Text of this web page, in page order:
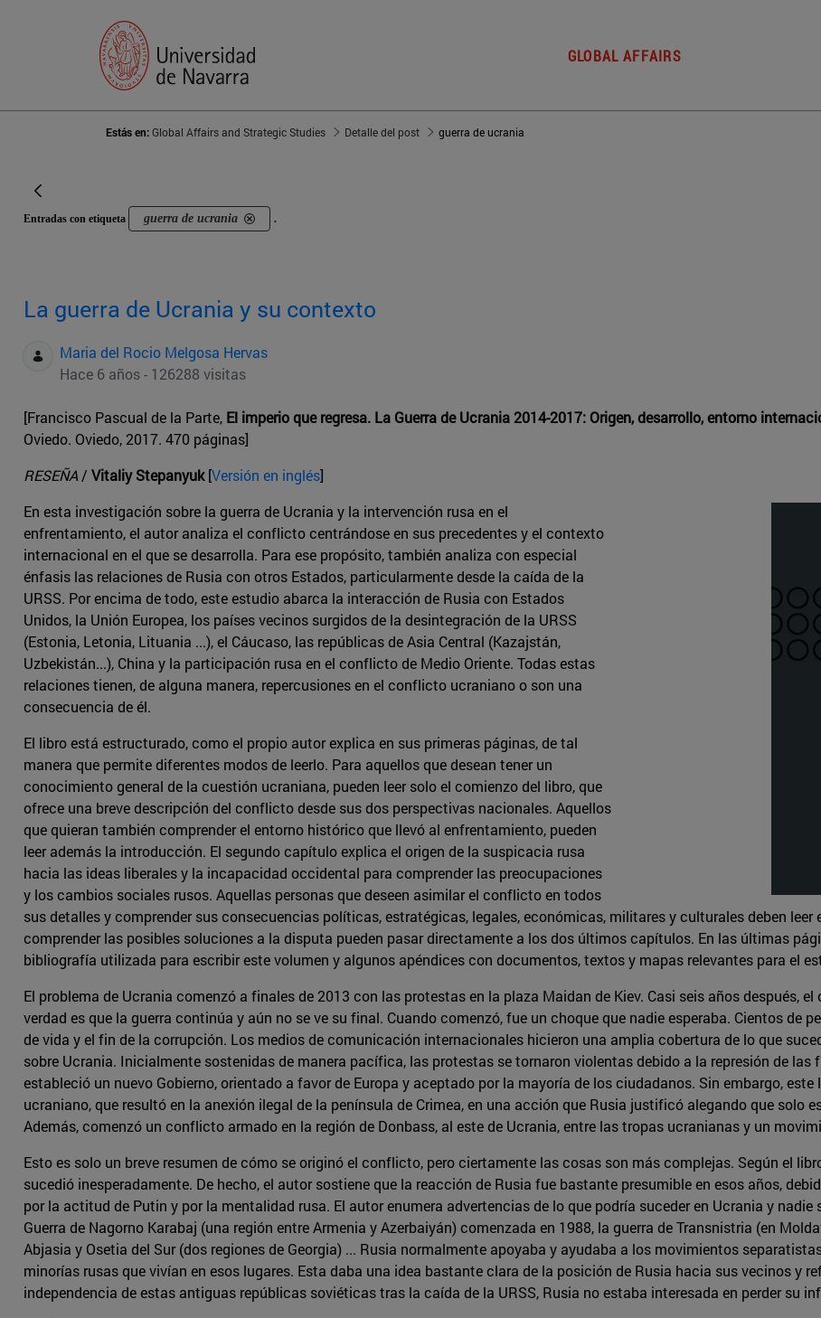
GLOBAL AFFAIRS
Estás en:Global Affairs and Strategic Studies Detalle del post guerra de ucrania
Entradas con etiqueta guerra de ucrania .
La guerra de Ucrania y su contexto
Maria del Rocio Melgosa Hervas
Hace 6 años - 126288 visitas
[Francisco Pascual de la Parte, El imperio que regresa. La Guerra de Ucrania 2014-2017: Origen, desarrollo, entorno
Oviedo. Oviedo, 2017. 470 páginas]
RESEÑA/ Vitaliy Stepanyuk[Versión en inglés]
En esta investigación sobre la guerra de Ucrania y la intervención rusa en el
enfrentamiento, el autor analiza el conflicto centrándose en sus precedentes y el contexto
internacional en el que se desarrolla. Para ese propósito, también analiza con especial
énfasis las relaciones de Rusia con otros Estados, particularmente desde la caída de la
URSS. Por encima de todo, este estudio abarca la interacción de Rusia con Estados
Unidos, la Unión Europea, los países vecinos surgidos de la desintegración de la URSS
(Estonia, Letonia, Lituania ...), el Cáucaso, las repúblicas de Asia Central (Kazajstán,
Uzbekistán...), China y la participación rusa en el conflicto de Medio Oriente. Todas estas
relaciones tienen, de alguna manera, repercusiones en el conflicto ucraniano o son una
consecuencia de él.
El libro está estructurado, como el propio autor explica en sus primeras páginas, de tal
manera que permite diferentes modos de leerlo. Para aquellos que desean tener un
conocimiento general de la cuestión ucraniana, pueden leer solo el comienzo del libro, que
ofrece una breve descripción del conflicto desde sus dos perspectivas nacionales. Aquellos
que quieran también comprender el entorno histórico que llevó al enfrentamiento, pueden
leer además la introducción. El segundo capítulo explica el origen de la suspicacia rusa
hacia las ideas liberales y la incapacidad occidental para comprender las preocupaciones
y los cambios sociales rusos. Aquellas personas que deseen asimilar el conflicto en todos
sus detalles y comprender sus consecuencias políticas, estratégicas, legales, económicas, militares y culturales deben
comprender las posibles soluciones a la disputa pueden pasar directamente a los dos últimos capítulos. En las últimas
bibliografía utilizada para escribir este volumen y algunos apéndices con documentos, textos y mapas relevantes para el
El problema de Ucrania comenzó a finales de 2013 con las protestas en la plaza Maidan de Kiev. Casi seis años después,
verdad es que la guerra continúa y aún no se ve su final. Cuando comenzó, fue un choque que nadie esperaba. Cientos de
de vida y el fin de la corrupción. Los medios de comunicación internacionales hicieron una amplia cobertura de lo que
sobre Ucrania. Inicialmente sostenidas de manera pacífica, las protestas se tornaron violentas debido a la represión de las
estableció un nuevo Gobierno, orientado a favor de Europa y aceptado por la mayoría de los ciudadanos. Sin embargo,
ucraniano, que resultó en la anexión ilegal de la península de Crimea, en una acción que Rusia justificó alegando que solo
Además, comenzó un conflicto armado en la región de Donbass, al este de Ucrania, entre las tropas ucranianas y un
Esto es solo un breve resumen de cómo se originó el conflicto, pero ciertamente las cosas son más complejas. Según el
sucedió inesperadamente. De hecho, el autor sostiene que la reacción de Rusia fue bastante presumible en esos años,
por la actitud de Putin y por la mentalidad rusa. El autor enumera advertencias de lo que podría suceder en Ucrania y
Guerra de Nagorno Karabaj (una región entre Armenia y Azerbaiyán) comenzada en 1988, la guerra de Transnistria (en
Abjasia y Osetia del Sur (dos regiones de Georgia) ... Rusia normalmente apoyaba y ayudaba a los movimientos
minorías rusas que vivían en esos lugares. Esta daba una idea bastante clara de la posición de Rusia hacia sus vecinos y
independencia de estas antiguas repúblicas soviéticas tras la caída de la URSS, Rusia no estaba interesada en perder su